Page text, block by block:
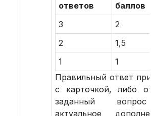
ответов
баллов
3
2
2
1,5
1
1
Правильный ответ
с карточкой, либо
заданный
актуальное